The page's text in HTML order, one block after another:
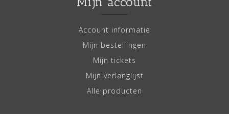
Account informatie
Mijn bestellingen
Mijn tickets
Mijn verlanglijst
Alle producten